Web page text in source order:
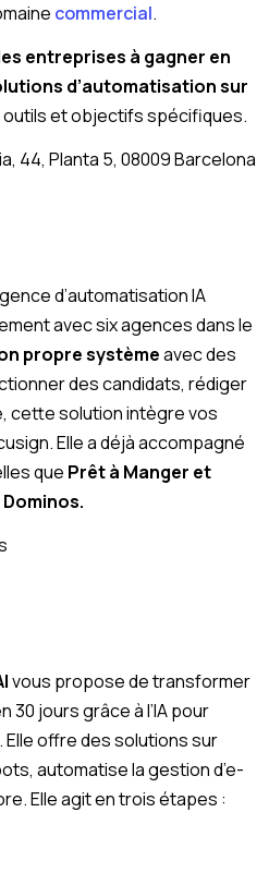
commercial.
entreprises à gagner en
d’automatisation sur
outils et objectifs spécifiques.
44, Planta 5, 08009 Barcelona
d’automatisation IA
avec six agences dans le
propre systèmeavec des
des candidats, rédiger
cette solution intègre vos
Elle a déjà accompagné
que Prêt à Manger et
vous propose de transformer
30 jours grâce à l’IA pour
offre des solutions sur
automatise la gestion d’e-
Elle agit en trois étapes :